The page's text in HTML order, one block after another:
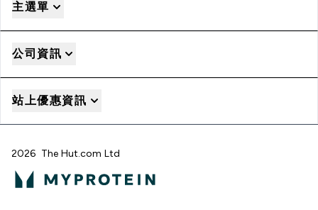
主選單
公司資訊
站上優惠資訊
2026 The Hut.com Ltd